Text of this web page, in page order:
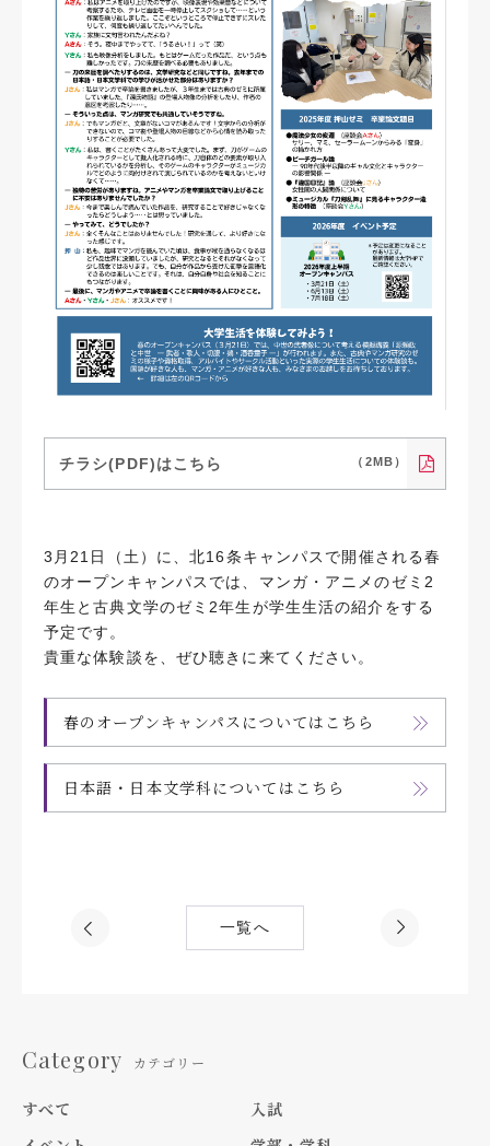
チラシ(PDF)はこちら （2MB）
3月21日（土）に、北16条キャンパスで開催される春
のオープンキャンパスでは、マンガ・アニメのゼミ2
年生と古典文学のゼミ2年生が学生生活の紹介をする
予定です。
貴重な体験談を、ぜひ聴きに来てください。
春のオープンキャンパスについてはこちら
日本語・日本文学科についてはこちら
一覧へ
Category カテゴリー
すべて
入試